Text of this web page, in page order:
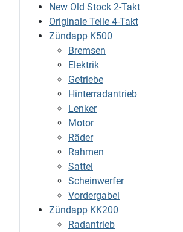
New Old Stock 2-Takt
Originale Teile 4-Takt
Zündapp K500
Bremsen
Elektrik
Getriebe
Hinterradantrieb
Lenker
Motor
Räder
Rahmen
Sattel
Scheinwerfer
Vordergabel
Zündapp KK200
Radantrieb